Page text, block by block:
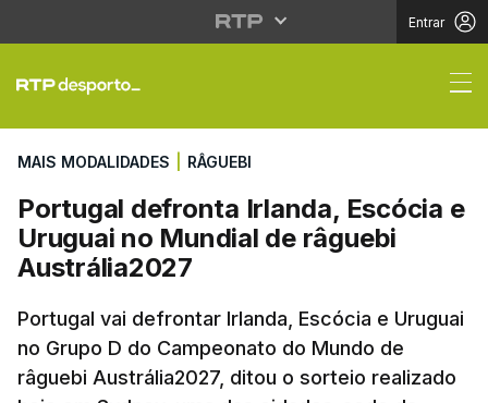
Entrar
Portugal defronta
MAIS MODALIDADES RÂGUEBI
Portugal defronta Irlanda, Escócia e
Uruguai no Mundial de râguebi
Austrália2027
Portugal vai defrontar Irlanda, Escócia e Uruguai
no Grupo D do Campeonato do Mundo de
râguebi Austrália2027, ditou o sorteio realizado